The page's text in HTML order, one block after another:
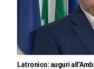
Latronico: auguri